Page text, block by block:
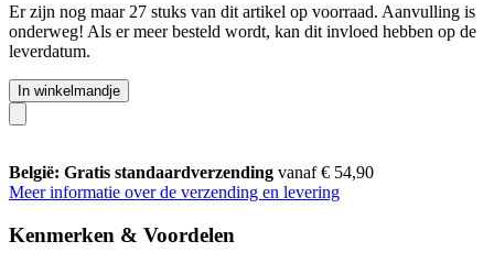
Er zijn nog maar 27 stuks van dit artikel op voorraad. Aanvulling is
onderweg! Als er meer besteld wordt, kan dit invloed hebben op de
leverdatum.
In winkelmandje
België: Gratis standaardverzending vanaf € 54,90
Meer informatie over de verzending en levering
Kenmerken & Voordelen